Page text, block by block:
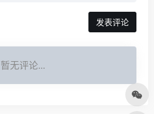
发表评论
暂无评论...